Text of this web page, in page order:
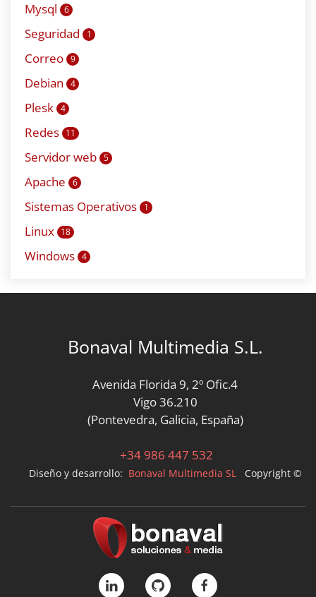
Mysql 6
Seguridad 1
Correo 9
Debian 4
Plesk 4
Redes 11
Servidor web 5
Apache 6
Sistemas Operativos 1
Linux 18
Windows 4
Bonaval Multimedia S.L.
Avenida Florida 9, 2º Ofic.4
Vigo 36.210
(Pontevedra, Galicia, España)
+34 986 447 532
Diseño y desarrollo: Bonaval Multimedia SLCopyright ©